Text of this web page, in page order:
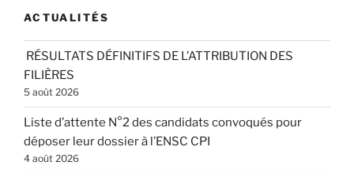
ACTUALITÉS
RÉSULTATS DÉFINITIFS DE L’ATTRIBUTION DES
FILIÈRES
5 août 2026
Liste d’attente N°2 des candidats convoqués pour
déposer leur dossier à l’ENSC CPI
4 août 2026